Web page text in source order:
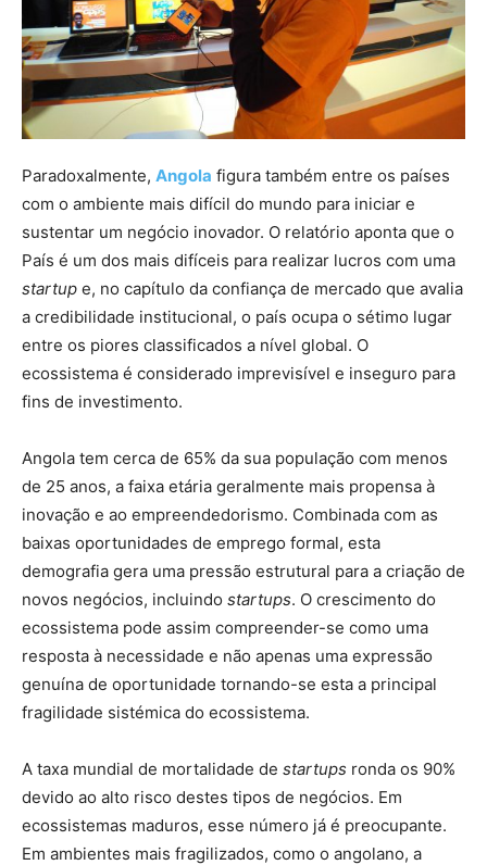
Paradoxalmente, Angola figura também entre os países
com o ambiente mais difícil do mundo para iniciar e
sustentar um negócio inovador. O relatório aponta que o
País é um dos mais difíceis para realizar lucros com uma
startup e, no capítulo da confiança de mercado que avalia
a credibilidade institucional, o país ocupa o sétimo lugar
entre os piores classificados a nível global. O
ecossistema é considerado imprevisível e inseguro para
fins de investimento.
Angola tem cerca de 65% da sua população com menos
de 25 anos, a faixa etária geralmente mais propensa à
inovação e ao empreendedorismo. Combinada com as
baixas oportunidades de emprego formal, esta
demografia gera uma pressão estrutural para a criação de
novos negócios, incluindo startups. O crescimento do
ecossistema pode assim compreender-se como uma
resposta à necessidade e não apenas uma expressão
genuína de oportunidade tornando-se esta a principal
fragilidade sistémica do ecossistema.
A taxa mundial de mortalidade de startups ronda os 90%
devido ao alto risco destes tipos de negócios. Em
ecossistemas maduros, esse número já é preocupante.
Em ambientes mais fragilizados, como o angolano, a